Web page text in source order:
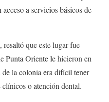
a servicios básicos de
que este lugar fue
Punta Oriente le hicieron en
la colonia era difícil tener
clínicos o atención dental.